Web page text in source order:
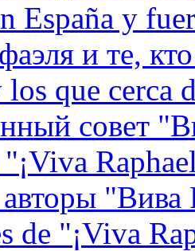
España y
и те,
que cerca
совет
"Вива
de "¡Viva